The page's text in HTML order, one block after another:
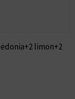
limon+2